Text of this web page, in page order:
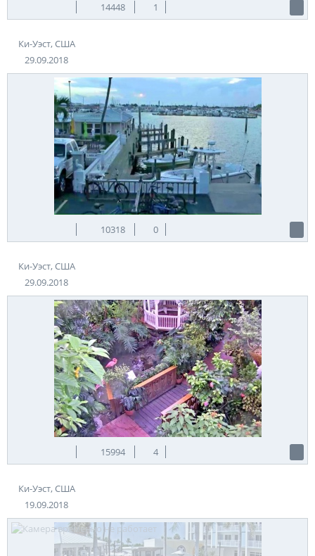
14448 1
Ки-Уэст, США
29.09.2018
10318 0
Ки-Уэст, США
29.09.2018
15994 4
Ки-Уэст, США
19.09.2018